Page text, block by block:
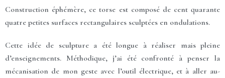
Construction éphémère, ce torse est composé de cent quarante
quatre petites surfaces rectangulaires sculptées en ondulations.
Cette idée de sculpture a été longue à réaliser mais pleine
d’enseignements. Méthodique, j’ai été confronté à penser la
mécanisation de mon geste avec l’outil électrique, et à aller au-